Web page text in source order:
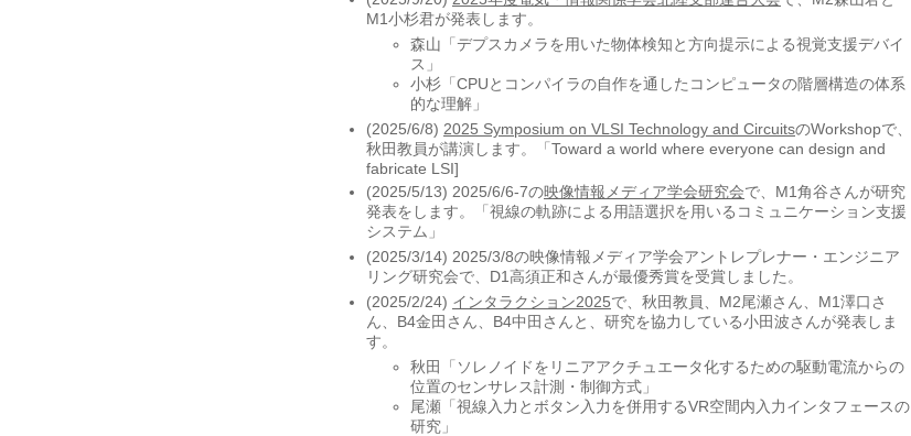
M1小杉君が発表します。
森山「デプスカメラを用いた物体検知と方向提示による視覚支援デバイ
ス」
小杉「CPUとコンパイラの自作を通したコンピュータの階層構造の体系
的な理解」
(2025/6/8) 2025 Symposium on VLSI Technology and CircuitsのWorkshopで、
秋田教員が講演します。「Toward a world where everyone can design and
fabricate LSI]
(2025/5/13) 2025/6/6-7の映像情報メディア学会研究会で、M1角谷さんが研究
発表をします。「視線の軌跡による用語選択を用いるコミュニケーション支援
システム」
(2025/3/14) 2025/3/8の映像情報メディア学会アントレプレナー・エンジニア
リング研究会で、D1高須正和さんが最優秀賞を受賞しました。
(2025/2/24) インタラクション2025で、秋田教員、M2尾瀬さん、M1澤口さ
ん、B4金田さん、B4中田さんと、研究を協力している小田波さんが発表しま
す。
秋田「ソレノイドをリニアアクチュエータ化するための駆動電流からの
位置のセンサレス計測・制御方式」
尾瀬「視線入力とボタン入力を併用するVR空間内入力インタフェースの
研究」